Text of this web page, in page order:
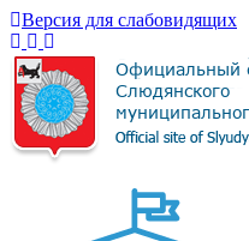
Версия для слабовидящих